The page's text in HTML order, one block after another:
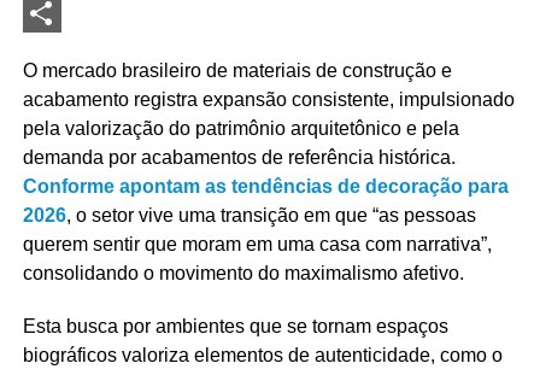
LinkedIn
O mercado brasileiro de materiais de construção e
acabamento registra expansão consistente, impulsionado
pela valorização do patrimônio arquitetônico e pela
demanda por acabamentos de referência histórica.
Conforme apontam as tendências de decoração para
2026, o setor vive uma transição em que “as pessoas
querem sentir que moram em uma casa com narrativa”,
consolidando o movimento do maximalismo afetivo.
Esta busca por ambientes que se tornam espaços
biográficos valoriza elementos de autenticidade, como o